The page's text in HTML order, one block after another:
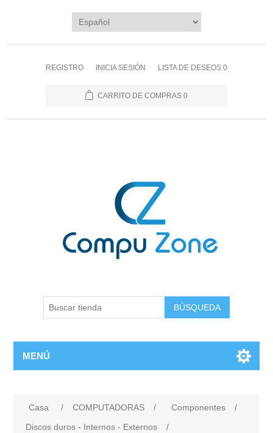
REGISTRO INICIA SESIÓN LISTA DE DESEOS 0
CARRITO DE COMPRAS 0
BÚSQUEDA
MENÚ
Casa / COMPUTADORAS / Componentes
/
Discos duros - Internos - Externos
/